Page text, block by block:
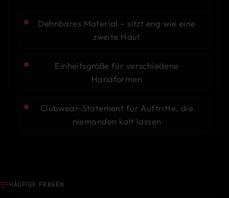
Dehnbares Material – sitzt eng wie eine
zweite Haut
Einheitsgröße für verschiedene
Handformen
Clubwear-Statement für Auftritte, die
niemanden kalt lassen
HÄUFIGE FRAGEN